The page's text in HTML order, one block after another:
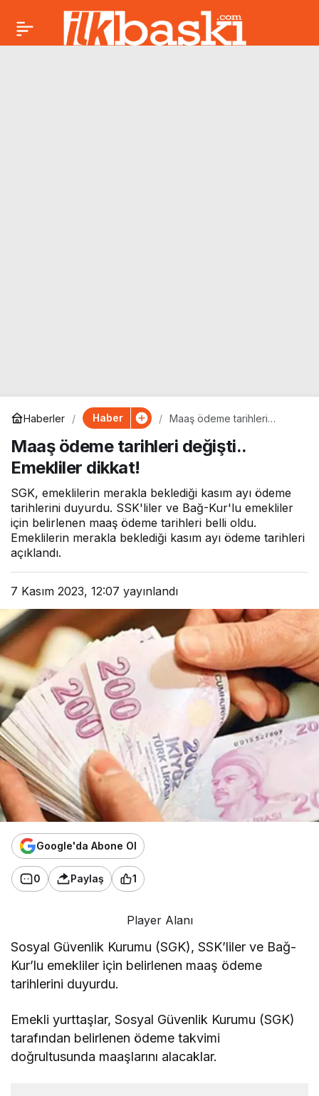
Haberler Haber
Maaş ödeme tarihleri
Maaş ödeme tarihleri değişti..
Emekliler dikkat!
SGK, emeklilerin merakla beklediği kasım ayı ödeme
tarihlerini duyurdu. SSK'liler ve Bağ-Kur'lu emekliler
için belirlenen maaş ödeme tarihleri belli oldu.
Emeklilerin merakla beklediği kasım ayı ödeme tarihleri
açıklandı.
7 Kasım 2023, 12:07 yayınlandı
Google'da Abone Ol
0 Paylaş 1
Player Alanı
Sosyal Güvenlik Kurumu (SGK), SSK’liler ve Bağ-
Kur’lu emekliler için belirlenen maaş ödeme
tarihlerini duyurdu.
Emekli yurttaşlar, Sosyal Güvenlik Kurumu (SGK)
tarafından belirlenen ödeme takvimi
doğrultusunda maaşlarını alacaklar.
Ev alacaklar dikkat!